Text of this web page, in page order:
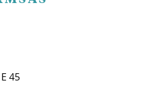
45